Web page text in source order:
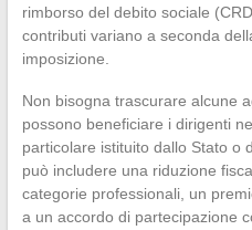
rimborso del debito sociale
contributi variano a seconda
imposizione.
Non bisogna trascurare alcune
possono beneficiare i dirigenti
particolare istituito dallo Stato o
può includere una riduzione
categorie professionali, un
a un accordo di partecipazione